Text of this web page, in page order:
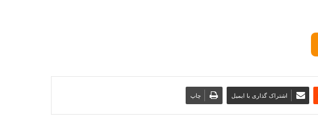
اشتراک گذاری با ایمیل چاپ